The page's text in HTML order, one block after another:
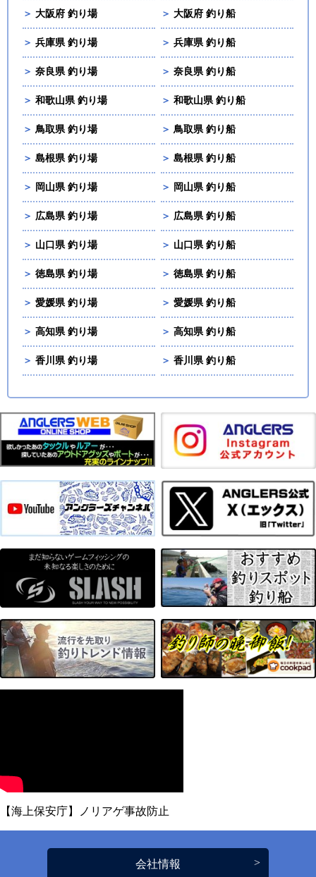
＞ 大阪府 釣り場 ＞ 大阪府 釣り船
＞ 兵庫県 釣り場 ＞ 兵庫県 釣り船
＞ 奈良県 釣り場 ＞ 奈良県 釣り船
＞ 和歌山県 釣り場 ＞ 和歌山県 釣り船
＞ 鳥取県 釣り場 ＞ 鳥取県 釣り船
＞ 島根県 釣り場 ＞ 島根県 釣り船
＞ 岡山県 釣り場 ＞ 岡山県 釣り船
＞ 広島県 釣り場 ＞ 広島県 釣り船
＞ 山口県 釣り場 ＞ 山口県 釣り船
＞ 徳島県 釣り場 ＞ 徳島県 釣り船
＞ 愛媛県 釣り場 ＞ 愛媛県 釣り船
＞ 高知県 釣り場 ＞ 高知県 釣り船
＞ 香川県 釣り場 ＞ 香川県 釣り船
【海上保安庁】ノリアゲ事故防止
会社情報